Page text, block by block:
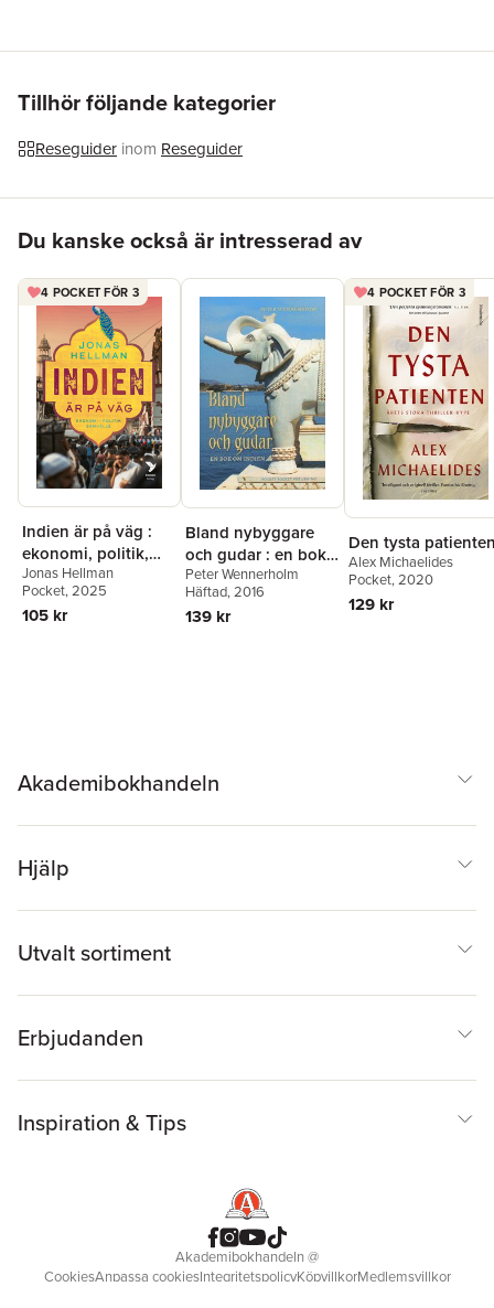
ISBN
9788771558012
Tillhör följande kategorier
Reseguider inom Reseguider
Du kanske också är intresserad av
4 POCKET FÖR 3
Indien är på väg :
ekonomi, politik,
samhälle
Jonas Hellman
Pocket, 2025
105 kr
Bland nybyggare
och gudar : en bok
om Indien
Peter Wennerholm
Häftad, 2016
139 kr
4 POCKET FÖR 3
Den tysta
Alex Michaelides
Pocket, 2020
129 kr
Akademibokhandeln
Hjälp
Utvalt sortiment
Erbjudanden
Inspiration & Tips
Akademibokhandeln@
CookiesAnpassa cookiesIntegritetspolicyKöpvillkorMedlemsvillkor